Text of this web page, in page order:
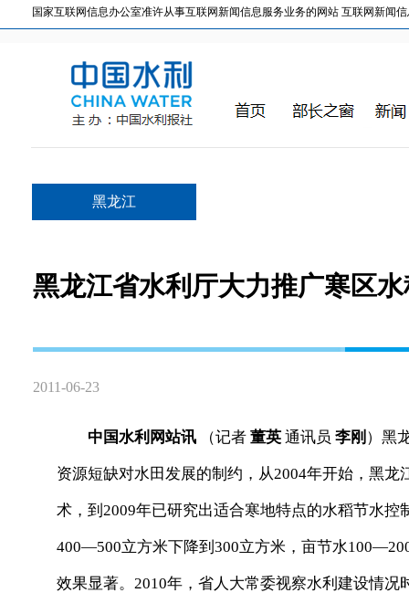
国家互联网信息办公室准许从事互联网新闻信息服务业务的网站 互联网新闻信
黑龙江
黑龙江省水利厅大力推广寒区
2011-06-23
中国水利网站讯 （记者 董英 通讯员 李刚 ）黑
资源短缺对水田发展的制约，从2004年开始，黑
术，到2009年已研究出适合寒地特点的水稻节水
400—500立方米下降到300立方米，亩节水
效果显著。2010年，省人大常委视察水利建设情